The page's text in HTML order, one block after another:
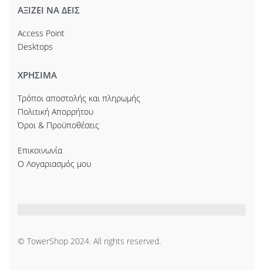
ΑΞΙΖΕΙ ΝΑ ΔΕΙΣ
Access Point
Desktops
ΧΡΗΣΙΜΑ
Τρόποι αποστολής και πληρωμής
Πολιτική Απορρήτου
Όροι & Προϋποθέσεις
Επικοινωνία
Ο Λογαριασμός μου
© TowerShop 2024. All rights reserved.